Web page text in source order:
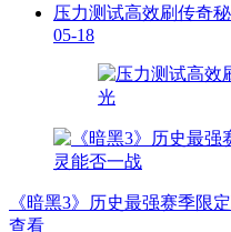
压力测试高效刷传奇
05-18
《暗黑3》历史最强赛季限
查看